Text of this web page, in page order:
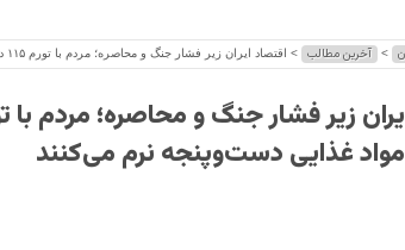
> آخرین مطالب > اقتصاد ایران زیر فشار جنگ و محاصره؛ مردم با تورم ۱۱۵ درصدی مواد غذایی دست‌وپنجه نرم می‌کنند
غذایی دست‌وپنجه نرم می‌کنند